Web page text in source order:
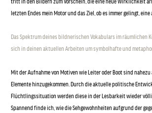
letzten Endes mein Motor und das Ziel, ob es immer gelingt, eine
Das Spektrum deines bildnerischen Vokabulars im räumlichen
sich in deinen aktuellen Arbeiten um symbolhafte und
Mit der Aufnahme von Motiven wie Leiter oder Boot sind
Elemente hinzugekommen. Durch die aktuelle politische
Flüchtlingssituation werden diese in der Lesbarkeit wieder
Spannend finde ich, wie die Sehgewohnheiten aufgrund der